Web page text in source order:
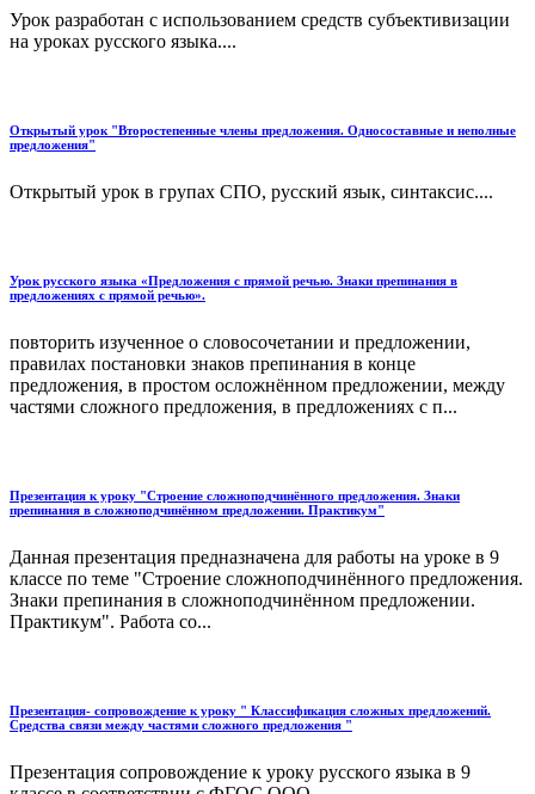
Урок разработан с использованием средств субъективизации
на уроках русского языка....
Открытый урок "Второстепенные члены предложения. Односоставные и неполные
предложения"
Открытый урок в групах СПО, русский язык, синтаксис....
Урок русского языка «Предложения с прямой речью. Знаки препинания в
предложениях с прямой речью».
повторить изученное о словосочетании и предложении,
правилах постановки знаков препинания в конце
предложения, в простом осложнённом предложении, между
частями сложного предложения, в предложениях с п...
Презентация к уроку "Строение сложноподчинённого предложения. Знаки
препинания в сложноподчинённом предложении. Практикум"
Данная презентация предназначена для работы на уроке в 9
классе по теме "Строение сложноподчинённого предложения.
Знаки препинания в сложноподчинённом предложении.
Практикум". Работа со...
Презентация- сопровождение к уроку " Классификация сложных предложений.
Средства связи между частями сложного предложения "
Презентация сопровождение к уроку русского языка в 9